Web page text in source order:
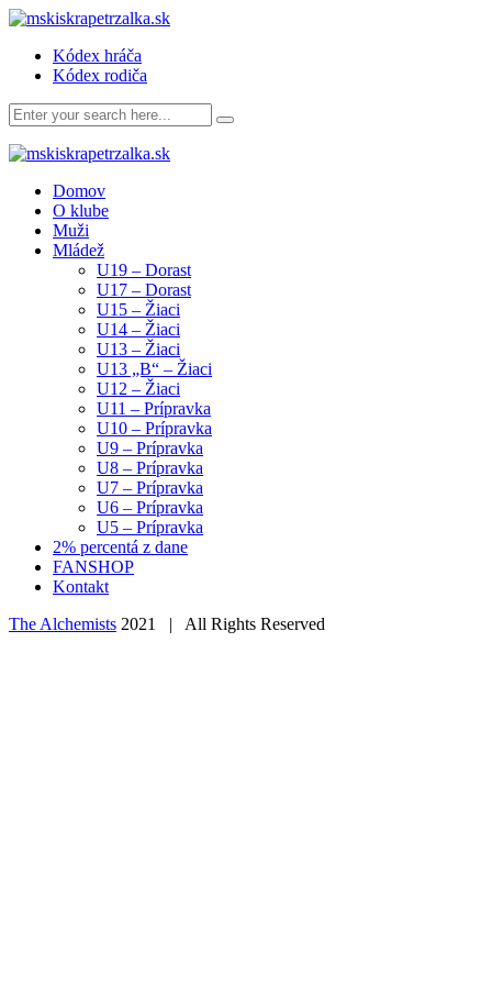
Kódex hráča
Kódex rodiča
Domov
O klube
Muži
Mládež
U19 – Dorast
U17 – Dorast
U15 – Žiaci
U14 – Žiaci
U13 – Žiaci
U13 „B“ – Žiaci
U12 – Žiaci
U11 – Prípravka
U10 – Prípravka
U9 – Prípravka
U8 – Prípravka
U7 – Prípravka
U6 – Prípravka
U5 – Prípravka
2% percentá z dane
FANSHOP
Kontakt
The Alchemists 2021 | All Rights Reserved